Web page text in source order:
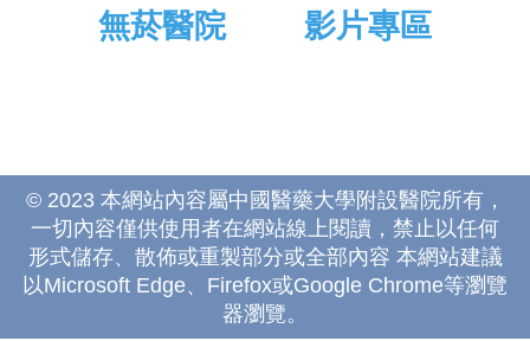
無菸醫院 影片專區
© 2023 本網站內容屬中國醫藥大學附設醫院所有，
一切內容僅供使用者在網站線上閱讀，禁止以任何
形式儲存、散佈或重製部分或全部內容 本網站建議
以Microsoft Edge、Firefox或Google Chrome等瀏覽
器瀏覽。